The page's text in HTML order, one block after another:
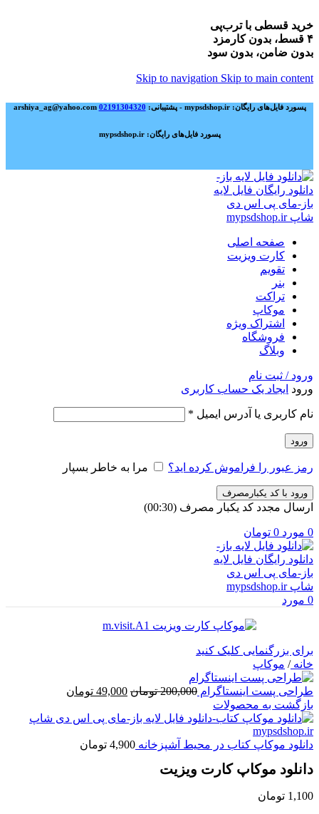
خرید قسطی با ترب‌پی
۴ قسط، بدون کارمزد
بدون ضامن، بدون سود
Skip to navigation Skip to main content
پسورد فایل‌های رایگان: mypsdshop.ir - پشتیبانی: arshiya_ag@yahoo.com 02191304320
پسورد فایل‌های رایگان: mypsdshop.ir
صفحه اصلی
کارت ویزیت
تقویم
بنر
تراکت
موکاپ
اشتراک ویژه
فروشگاه
وبلاگ
ورود / ثبت نام
ورود ایجاد یک حساب کاربری
نام کاربری یا آدرس ایمیل *
ورود
رمز عبور را فراموش کرده اید؟ مرا به خاطر بسپار
ورود با کد یکبارمصرف
ارسال مجدد کد یکبار مصرف (00:
30
)
0 مورد 0 تومان
0 مورد
برای بزرگنمایی کلیک کنید
خانه/ موکاپ
طراحی پست اینستاگرام 200,000 تومان قیمت
200,000 تومان
49,000 تومان
49,000 تومان
بازگشت به محصولات
دانلود موکاپ کتاب در محیط آشپزخانه 4,900 تومان
دانلود موکاپ کارت ویزیت
1,100 تومان